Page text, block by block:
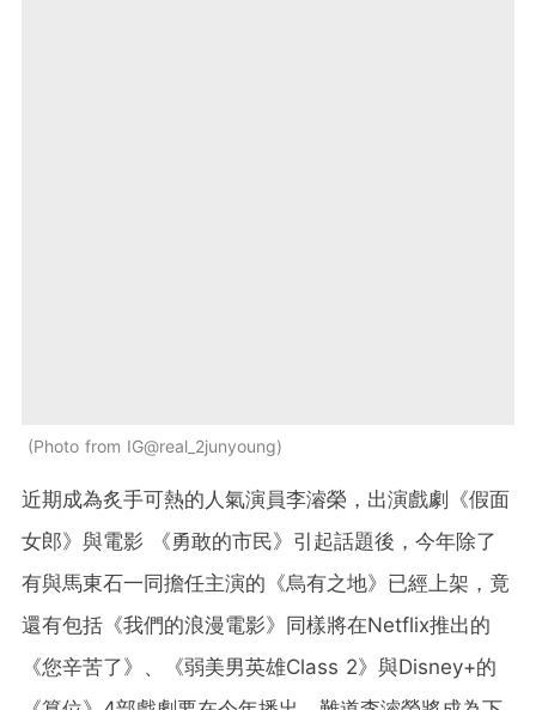
Photo from IG@real_2junyoung
近期成為炙手可熱的人氣演員李濬榮，出演戲劇《假面
女郎》與電影 《勇敢的市民》引起話題後，今年除了
有與馬東石一同擔任主演的《烏有之地》已經上架，竟
還有包括《我們的浪漫電影》同樣將在Netflix推出的
《您辛苦了》、《弱美男英雄Class 2》與Disney+的